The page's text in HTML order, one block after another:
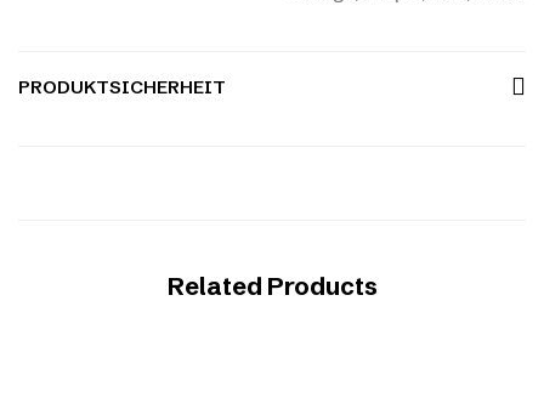
PRODUKTSICHERHEIT
Related Products